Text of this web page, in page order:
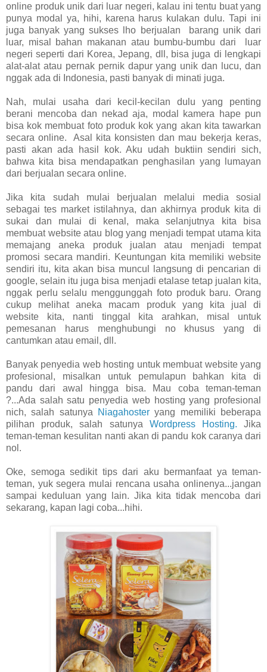
online produk unik dari luar negeri, kalau ini tentu buat yang
punya modal ya, hihi, karena harus kulakan dulu. Tapi ini
juga banyak yang sukses lho berjualan
barang unik dari
luar, misal bahan makanan atau bumbu-bumbu dari luar
negeri seperti dari Korea, Jepang, dll, bisa juga di lengkapi
alat-alat atau pernak pernik dapur yang unik dan lucu, dan
nggak ada di Indonesia, pasti banyak di minati juga.
Nah, mulai usaha dari kecil-kecilan dulu yang penting
berani mencoba dan nekad aja, modal kamera hape pun
bisa kok membuat foto produk kok yang akan kita tawarkan
secara online.
Asal kita konsisten dan mau bekerja keras,
pasti akan ada hasil kok. Aku udah buktiin sendiri sich,
bahwa kita bisa mendapatkan penghasilan yang lumayan
dari berjualan secara online.
Jika kita sudah mulai berjualan melalui media sosial
sebagai tes market istilahnya, dan akhirnya produk kita di
sukai dan mulai di kenal, maka selanjutnya kita bisa
membuat website atau blog yang menjadi tempat utama kita
memajang aneka produk jualan atau menjadi tempat
promosi secara mandiri. Keuntungan kita memiliki website
sendiri itu, kita akan bisa muncul langsung di pencarian di
google, selain itu juga bisa menjadi etalase tetap jualan kita,
nggak perlu selalu menggunggah foto produk baru. Orang
cukup melihat aneka macam produk yang kita jual di
website kita, nanti tinggal kita arahkan, misal untuk
pemesanan harus menghubungi no khusus yang di
cantumkan atau email, dll.
Banyak penyedia web hosting untuk membuat website yang
profesional, misalkan untuk pemulapun bahkan kita di
pandu dari awal hingga bisa. Mau coba teman-teman
?...Ada salah satu penyedia web hosting yang profesional
nich, salah satunya
Niagahoster yang memiliki beberapa
pilihan produk, salah satunya Wordpress Hosting. Jika
teman-teman kesulitan nanti akan di pandu kok caranya dari
nol.
Oke, semoga sedikit tips dari aku bermanfaat ya teman-
teman, yuk segera mulai rencana usaha onlinenya...jangan
sampai keduluan yang lain. Jika kita tidak mencoba dari
sekarang, kapan lagi coba...hihi.